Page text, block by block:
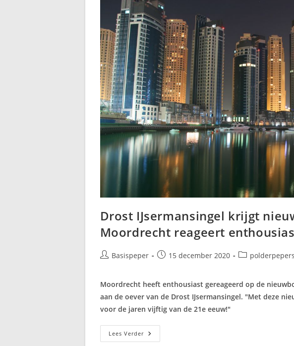
Drost IJsermansingel krijgt
Moordrecht reageert
BerichtBasispeper
Bericht15 december 2020 Berichtcategorie:
polderpepers
Moordrecht heeft enthousiast gereageerd op de
aan de oever van de Drost IJsermansingel. "Met deze
voor de jaren vijftig van de 21e eeuw!"
Lees VerderDrost
IJsermansingel